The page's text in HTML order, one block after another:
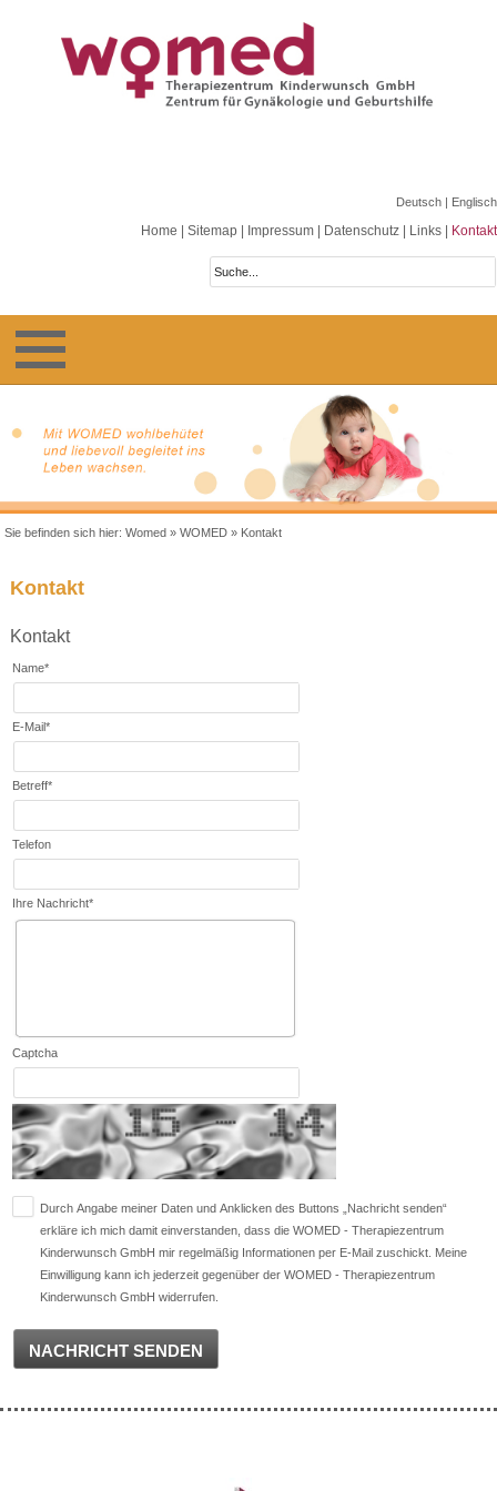
Deutsch | Englisch
Home Sitemap Impressum Datenschutz Links Kontakt
Sie befinden sich hier:Womed »WOMED » Kontakt
Kontakt
Kontakt
Name*
E-Mail*
Betreff*
Telefon
Ihre Nachricht*
Captcha
Durch Angabe meiner Daten und Anklicken des Buttons „Nachricht senden“
erkläre ich mich damit einverstanden, dass die WOMED - Therapiezentrum
Kinderwunsch GmbH mir regelmäßig Informationen per E-Mail zuschickt. Meine
Einwilligung kann ich jederzeit gegenüber der WOMED - Therapiezentrum
Kinderwunsch GmbH widerrufen.
NACHRICHT SENDEN